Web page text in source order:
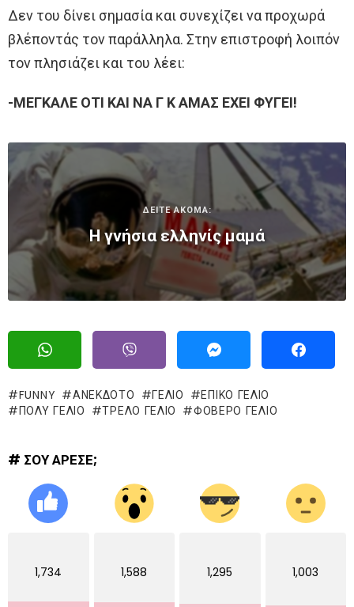
Δεν του δίνει σημασία και συνεχίζει να προχωρά
βλέποντάς τον παράλληλα. Στην επιστροφή λοιπόν
τον πλησιάζει και του λέει:
-ΜΕΓΚΑΛΕ ΟΤΙ ΚΑΙ ΝΑ Γ Κ ΑΜΑΣ ΕΧΕΙ ΦΥΓΕΙ!
ΔΕΙΤΕ ΑΚΟΜΑ:
Η γνήσια ελληνίς μαμά
FUNNY ΑΝΕΚΔΟΤΟ ΓΈΛΙΟ
ΕΠΙΚΌ ΓΈΛΙΟ
ΠΟΛΥ ΓΕΛΙΟ
ΤΡΕΛΌ ΓΈΛΙΟ ΦΟΒΕΡΟ ΓΕΛΙΟ
# ΣΟΥ ΑΡΕΣΕ;
1,734 1,588 1,295 1,003